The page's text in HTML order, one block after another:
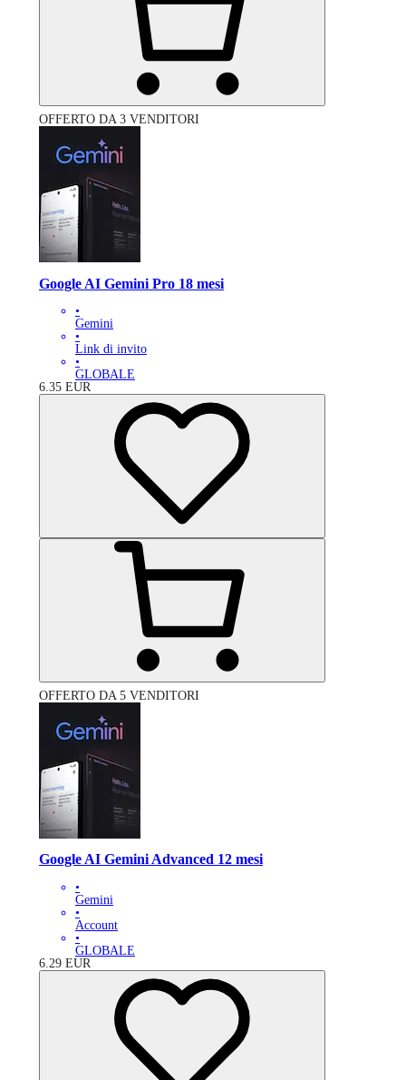
OFFERTO DA 3 VENDITORI
Google AI Gemini Pro 18 mesi
•
Gemini
•
Link di invito
•
GLOBALE
6.35 EUR
OFFERTO DA 5 VENDITORI
Google AI Gemini Advanced 12 mesi
•
Gemini
•
Account
•
GLOBALE
6.29 EUR